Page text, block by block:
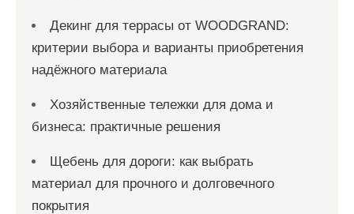
Декинг для террасы от WOODGRAND:
критерии выбора и варианты приобретения
надёжного материала
Хозяйственные тележки для дома и
бизнеса: практичные решения
Щебень для дороги: как выбрать
материал для прочного и долговечного
покрытия